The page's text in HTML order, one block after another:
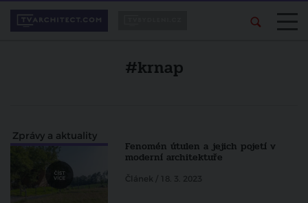
#krnap
Zprávy a aktuality
Fenomén útulen a jejich pojetí v
moderní architektuře
Článek / 18. 3. 2023